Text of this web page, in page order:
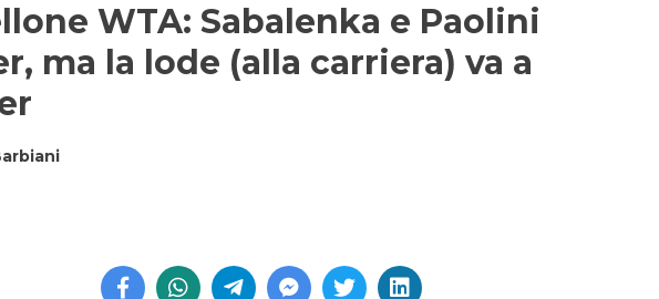
WTA: Sabalenka e Paolini
ma la lode (alla carriera) va a